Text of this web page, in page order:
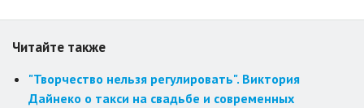
Читайте также
"Творчество нельзя регулировать". Виктория
Дайнеко о такси на свадьбе и современных